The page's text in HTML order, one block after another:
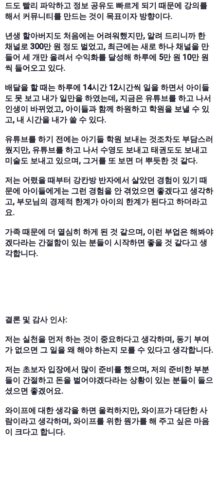
드도 빨리 파악하고 정보 공유도 빠르게 되기 때문에 강의를
해서 커뮤니티를 만드는 것이 목표이자 방향이다.
년생 할아버지도 처음에는 어려워했지만, 알려 드리니까 한
채널로 300만 원 정도 벌었고, 최근에는 새로 하나 채널을 만
들어 세 개만 올려서 수익화를 달성해 하루에 5만 원 10만 원
씩 들어오고 있다.
배달을 할 때는 하루에 14시간 12시간씩 일을 하면서 아이들
도 못 보고 내가 일만을 하였는데, 지금은 유튜브를 하고 나서
인생이 바뀌었고, 아이들과 함께 하원하고 학원을 보낼 수 있
고, 내 시간을 내가 쓸 수 있다.
유튜브를 하기 전에는 아기들 학원 보내는 것조차도 부담스러
웠지만, 유튜브를 하고 나서 수영도 보내고 태권도도 보내고
미술도 보내고 있으며, 그거를 또 보면 더 뿌듯한 것 같다.
저는 어렸을 때부터 강칸방 반자에서 살았던 경험이 있기 때
문에 아이들에게는 그런 경험을 안 겪었으면 좋겠다고 생각하
고, 부모님의 경제적 한계가 아이의 한계가 된다고 하더라고
요.
가족 때문에 더 열심히 하게 된 것 같으며, 이런 부업은 해봐야
겠다라는 간절함이 있는 분들이 시작하면 좋을 것 같다고 생
각합니다.
결론 및 감사 인사:
저는 실천을 먼저 하는 것이 중요하다고 생각하며, 동기 부여
가 없으면 그 일을 왜 해야 하는지 모를 수 있다고 생각합니다.
저는 초보자 입장에서 많이 준비를 했으며, 저의 준비한 부분
들이 간절하고 돈을 벌어야겠다라는 상황이 있는 분들이 들으
셨으면 좋겠어요.
와이프에 대한 생각을 하면 울컥하지만, 와이프가 대단한 사
람이라고 생각하며, 와이프를 위한 뭔가를 해 주고 싶은 마음
이 크다고 합니다.